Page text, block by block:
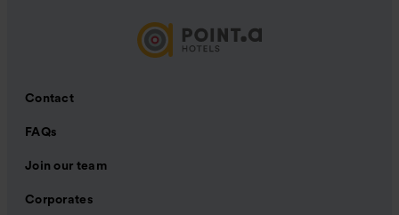
Contact
FAQs
Join our team
Corporates